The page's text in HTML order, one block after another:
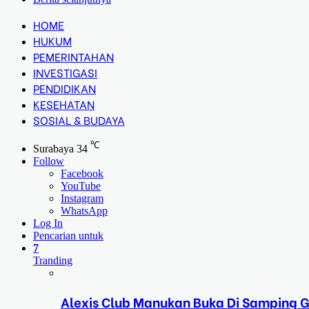
HOME
HUKUM
PEMERINTAHAN
INVESTIGASI
PENDIDIKAN
KESEHATAN
SOSIAL & BUDAYA
Surabaya 34 ℃
Follow
Facebook
YouTube
Instagram
WhatsApp
Log In
Pencarian untuk
7
Tranding
Alexis Club Manukan Buka Di Samping